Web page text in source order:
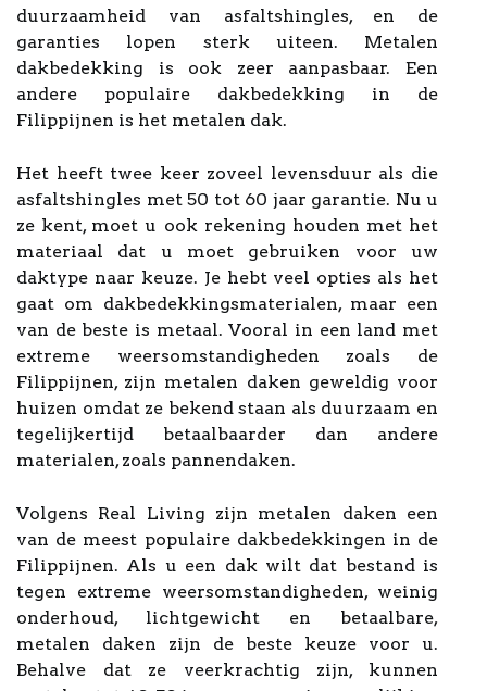
duurzaamheid van asfaltshingles, en de
garanties lopen sterk uiteen. Metalen
dakbedekking is ook zeer aanpasbaar. Een
andere populaire dakbedekking in de
Filippijnen is het metalen dak.
Het heeft twee keer zoveel levensduur als die
asfaltshingles met 50 tot 60 jaar garantie. Nu u
ze kent, moet u ook rekening houden met het
materiaal dat u moet gebruiken voor uw
daktype naar keuze. Je hebt veel opties als het
gaat om dakbedekkingsmaterialen, maar een
van de beste is metaal. Vooral in een land met
extreme weersomstandigheden zoals de
Filippijnen, zijn metalen daken geweldig voor
huizen omdat ze bekend staan als duurzaam en
tegelijkertijd betaalbaarder dan andere
materialen, zoals pannendaken.
Volgens Real Living zijn metalen daken een
van de meest populaire dakbedekkingen in de
Filippijnen. Als u een dak wilt dat bestand is
tegen extreme weersomstandigheden, weinig
onderhoud, lichtgewicht en betaalbare,
metalen daken zijn de beste keuze voor u.
Behalve dat ze veerkrachtig zijn, kunnen